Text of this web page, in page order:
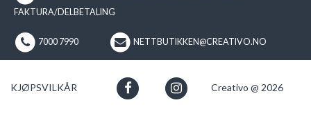
FAKTURA/DELBETALING
7000 7990 NETTBUTIKKEN@CREATIVO.NO
KJØPSVILKÅR Creativo @ 2026